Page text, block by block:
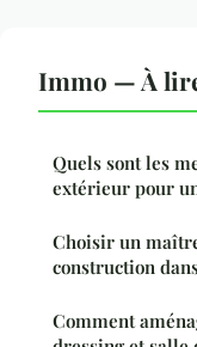
Immo — À
Quels sont les
extérieur pour
Choisir un
construction
Comment